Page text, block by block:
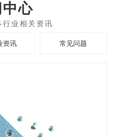
心
资讯 常见问题